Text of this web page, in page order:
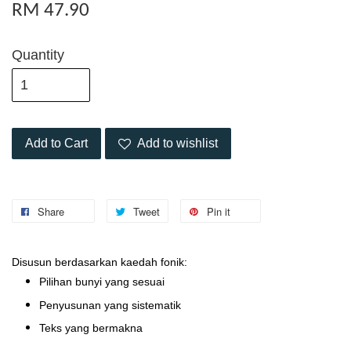
RM 47.90
Quantity
Add to Cart Add to wishlist
Share Tweet Pin it
Disusun berdasarkan kaedah fonik:
Pilihan bunyi yang sesuai
Penyusunan yang sistematik
Teks yang bermakna